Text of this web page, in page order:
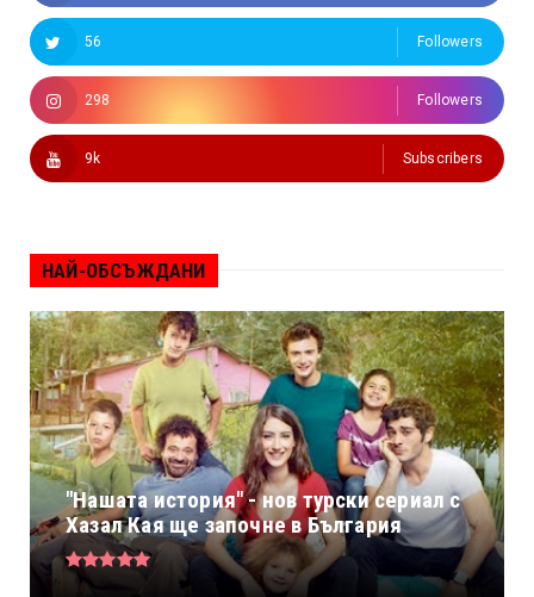
56 Followers
298 Followers
9k Subscribers
НАЙ-ОБСЪЖДАНИ
"Нашата история" - нов турски сериал с
Хазал Кая ще започне в България